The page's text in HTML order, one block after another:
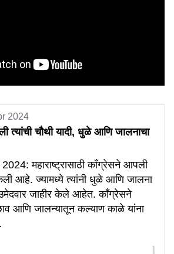
2024
त्यांची चौथी यादी, धुळे आणि जालनाचा
महाराष्ट्रासाठी काँग्रेसने आपली
आहे. ज्यामध्ये त्यांनी धुळे आणि जालना
उमेदवार जाहीर केले आहेत. काँग्रेसने
आणि जालन्यातून कल्याण काळे यांना